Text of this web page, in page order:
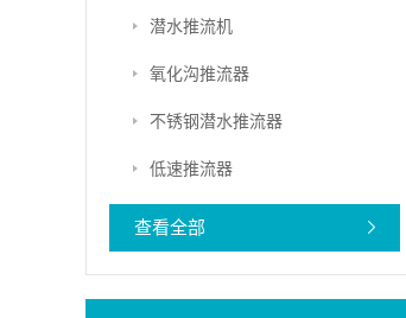
潜水推流机
氧化沟推流器
不锈钢潜水推流器
低速推流器
查看全部